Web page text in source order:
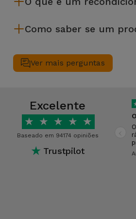
de leasing ou de renovação de
Como saber se um
Antes de chegarem até si, todos os
40 parâmetros, nomeadamente no
Ver mais perguntas
Excelente
★ ★ ★ ★ ★
Baseado em 94174 opiniões
★ Trustpilot